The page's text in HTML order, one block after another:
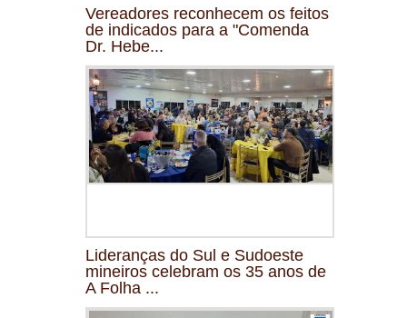
Vereadores reconhecem os feitos
de indicados para a "Comenda
Dr. Hebe...
Lideranças do Sul e Sudoeste
mineiros celebram os 35 anos de
A Folha ...